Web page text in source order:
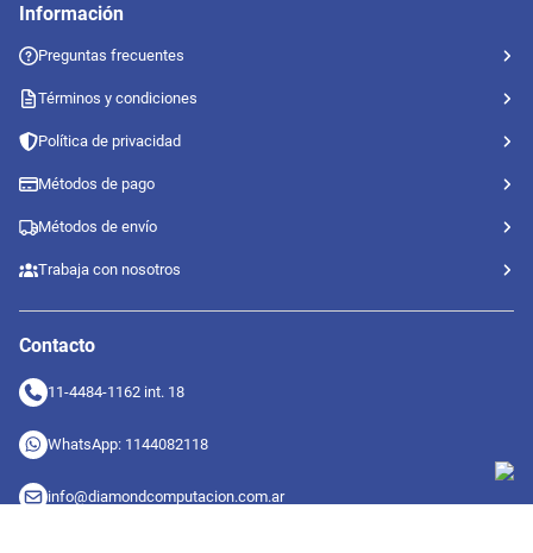
Información
Preguntas frecuentes
Términos y condiciones
Política de privacidad
Métodos de pago
Métodos de envío
Trabaja con nosotros
Contacto
11-4484-1162 int. 18
WhatsApp: 1144082118
info@diamondcomputacion.com.ar